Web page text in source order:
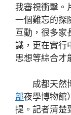
我審視衝擊。
一個難忘的探
互動，很多家
識，更在實行
思想等綜合才
成都天然
部夜學博物館
提。記者清楚